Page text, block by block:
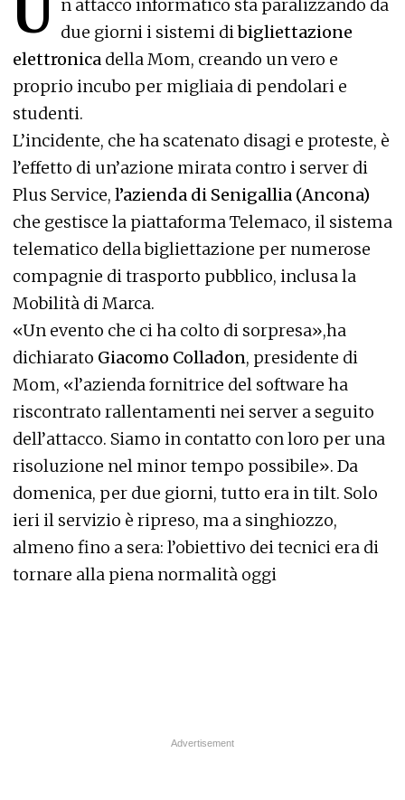
n attacco informatico sta paralizzando da
due giorni i sistemi dibigliettazione
elettronica della Mom, creando un vero e
proprio incubo per migliaia di pendolari e
studenti.
L’incidente, che ha scatenato disagi e proteste, è
l’effetto di un’azione mirata contro i server di
Plus Service, l’azienda di Senigallia (Ancona)
che gestisce la piattaforma Telemaco, il sistema
telematico della bigliettazione per numerose
compagnie di trasporto pubblico, inclusa la
Mobilità di Marca.
«Un evento che ci ha colto di sorpresa»,ha
dichiarato Giacomo Colladon, presidente di
Mom, «l’azienda fornitrice del software ha
riscontrato rallentamenti nei server a seguito
dell’attacco. Siamo in contatto con loro per una
risoluzione nel minor tempo possibile». Da
domenica, per due giorni, tutto era in tilt. Solo
ieri il servizio è ripreso, ma a singhiozzo,
almeno fino a sera: l’obiettivo dei tecnici era di
tornare alla piena normalità oggi